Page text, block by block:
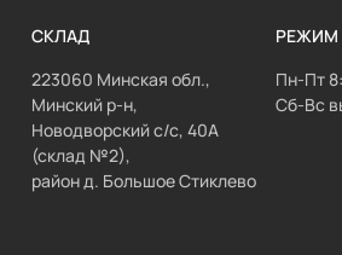
СКЛАД
223060 Минская обл.,
Минский р-н,
Новодворский с/с, 40А
(склад №2),
район д. Большое Стиклево
РЕЖИМ
Пн-Пт
Сб-Вс